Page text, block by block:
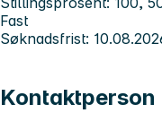
Fast
Søknadsfrist: